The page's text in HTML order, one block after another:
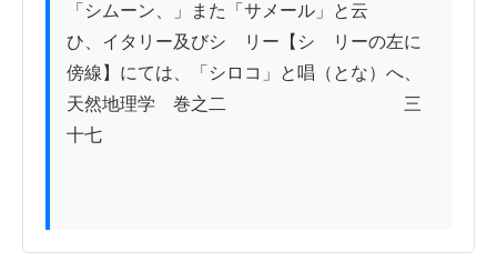
「シムーン、」また「サメール」と云
ひ、イタリー及びシゝリー【シゝリーの左に
傍線】にては、「シロコ」と唱（とな）へ、
天然地理学　巻之二　　　　　　　　　　三
十七